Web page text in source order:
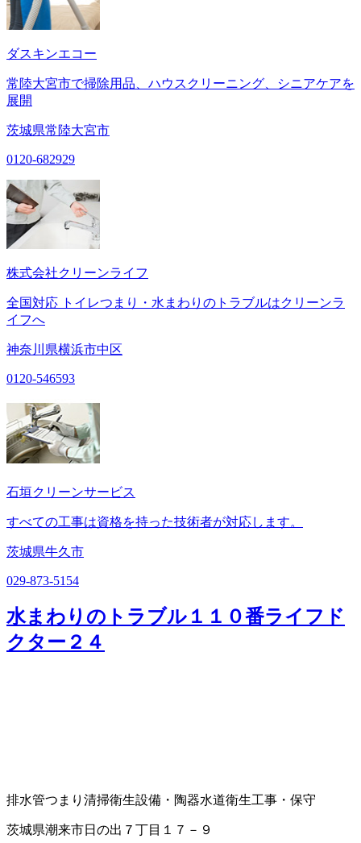
ダスキンエコー
常陸大宮市で掃除用品、ハウスクリーニング、シニアケアを
展開
茨城県常陸大宮市
0120-682929
株式会社クリーンライフ
全国対応 トイレつまり・水まわりのトラブルはクリーンラ
イフへ
神奈川県横浜市中区
0120-546593
石垣クリーンサービス
すべての工事は資格を持った技術者が対応します。
茨城県牛久市
029-873-5154
水まわりのトラブル１１０番ライフド
クター２４
排水管つまり清掃衛生設備・陶器水道衛生工事・保守
茨城県潮来市日の出７丁目１７－９